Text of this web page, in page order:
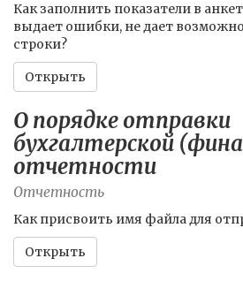
Как заполнить показатели в
выдает ошибки, не дает
строки?
Открыть
О порядке отправки
бухгалтерской
отчетности
Отчетность
Как присвоить имя файла для
Открыть